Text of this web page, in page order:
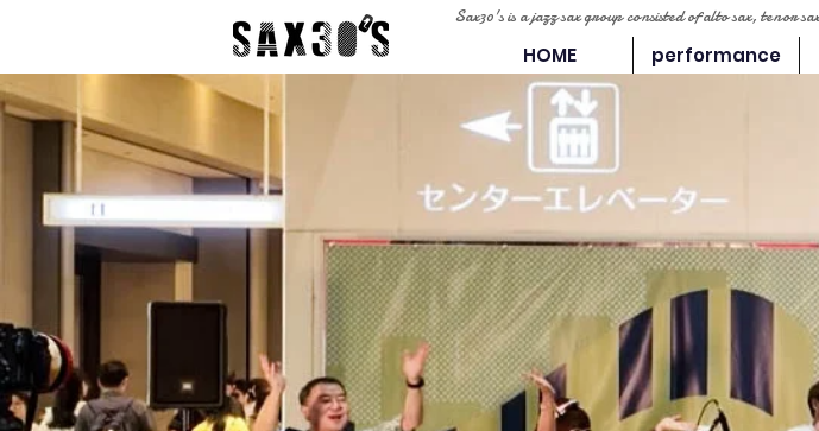
Sax30's is a jazz sax group consisted of alto sax, tenor
HOME performance